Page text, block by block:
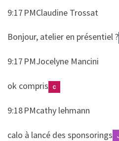
9:17 PMClaudine Trossat
​​Bonjour, atelier en présentiel ?
9:17 PMJocelyne Mancini
​​ok compris
9:18 PMcathy lehmann
​​calo à lancé des sponsorings